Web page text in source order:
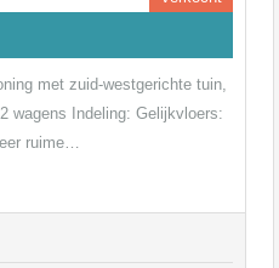
met zuid-westgerichte tuin,
wagens Indeling: Gelijkvloers:
ruime…